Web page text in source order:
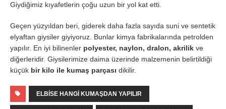
Giydiğimiz kıyafetlerin çoğu uzun bir yol kat etti.
Geçen yüzyıldan beri, giderek daha fazla sayıda suni ve sentetik
elyaftan giysiler giyiyoruz. Bunlar kimya fabrikalarında petrolden
yapılır. En iyi bilinenler polyester, naylon, dralon, akrilik ve
diğerleridir. Giysilerimize daima üzerinde malzemenin belirtildiği
küçük bir kilo ile kumaş parçası dikilir.
ELBISE HANGI KUMAŞDAN YAPILIR